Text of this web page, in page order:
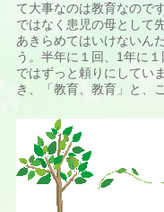
て大事なのは教育なので
ではなく患児の母として
あきらめてはいけないん
う。半年に１回、1年に
ではずっと頼りにしてい
き、「教育、教育」と、